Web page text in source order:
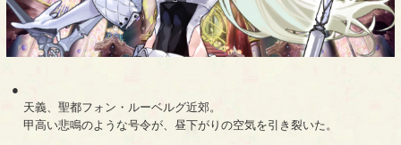
●
天義、聖都フォン・ルーベルグ近郊。
甲高い悲鳴のような号令が、昼下がりの空気を引き裂いた。